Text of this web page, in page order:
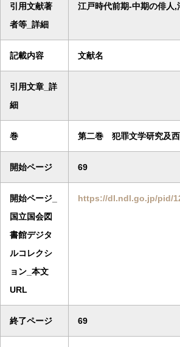
引用文献著
者等_詳細
江戸時代前期-中期の俳人,
記載内容 文献名
引用文章_詳
細
巻 第二巻 犯罪文学研究及
開始ページ 69
開始ページ_
国立国会図
書館デジタ
ルコレクシ
ョン_本文
URL
https://dl.ndl.go.jp/pid/
終了ページ 69